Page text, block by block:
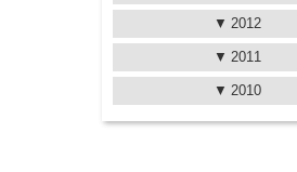
2012
2011
2010